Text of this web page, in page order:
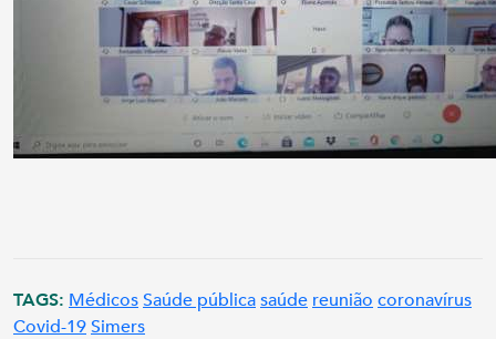
TAGS: MédicosSaúde públicasaúde reunião coronavírus
Covid-19Simers